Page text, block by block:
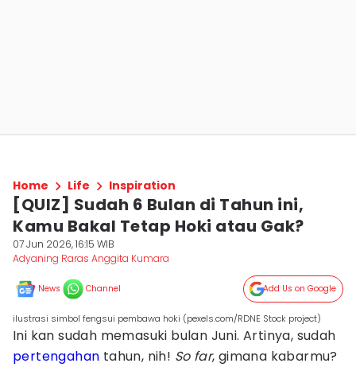
Home Life Inspiration
[QUIZ] Sudah 6 Bulan di Tahun ini,
Kamu Bakal Tetap Hoki atau Gak?
07 Jun 2026, 16:15 WIB
Adyaning Raras Anggita Kumara
News Channel Add Us on Google
ilustrasi simbol fengsui pembawa hoki (pexels.com/RDNE Stock project)
Ini kan sudah memasuki bulan Juni. Artinya, sudah
pertengahan tahun, nih! So far, gimana kabarmu?